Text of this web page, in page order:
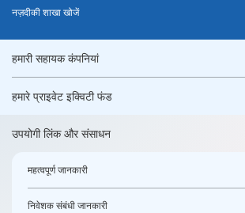
नज़दीकी शाखा खोजें
हमारी सहायक कंपनियां
हमारे प्राइवेट इक्विटी फंड
उपयोगी लिंक और संसाधन
महत्वपूर्ण जानकारी
निवेशक संबंधी जानकारी